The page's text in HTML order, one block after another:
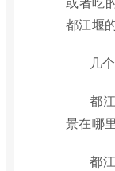
都江堰
几
都
景在哪
都